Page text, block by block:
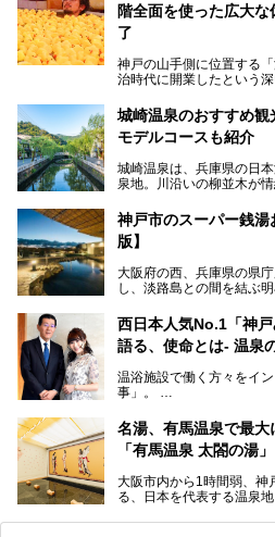
階全面を使った広大
了
神戸の山手側に位置する
治時代に開業したという
っぱいに浮かぶアヒルち
コワーキングも可能な休
設備で人々をアッと驚か
城崎温泉のおすすめ
モデルコースも紹介
城崎温泉は、兵庫県の日
泉地。川沿いの柳並木が
られています。鉄道の駅
ちょうどよい規模で、日
の観光スポットをピック
盛り込んだ日帰り観光モ
神戸市のスーパー銭
版】
大阪府の西、兵庫県の県
し、淡路島との間を結ぶ
華街をはじめ、きらびや
人気観光スポットもめじ
そして、温泉好きの視点
湯です。そのお湯をリー
スーパー銭湯があったら
きます！
西日本人気No.1「神
語る、使命とは- 温泉
温浴施設で働く方々をイ
事」。
ング西日本1位、2年連続
「神戸みなと温泉 蓮」の
名湯、有馬温泉で最
「有馬温泉 太閤の湯」
大阪市内から1時間弱、神
る、日本を代表する温泉
有名な「金泉」と「銀泉